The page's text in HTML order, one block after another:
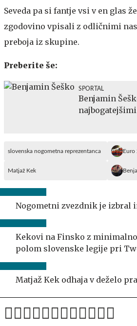
Seveda pa si fantje vsi v en glas
zgodovino vpisali z odličnimi
preboja iz skupine.
Preberite še:
SPORTAL
Benjamin
slovenska nogometna reprezentanca Euro
Matjaž Kek
Nogometni zvezdnik je izbral
Kekovi na Finsko z
polom slovenske legije pri
Matjaž Kek odhaja v deželo